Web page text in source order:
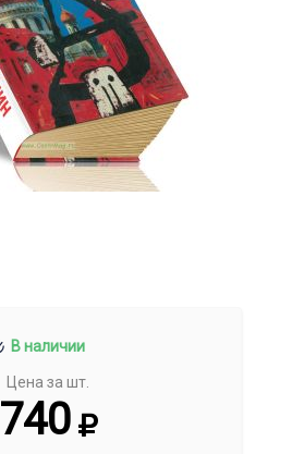
В наличии
Цена за шт.
740